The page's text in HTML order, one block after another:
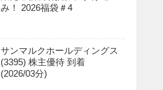
み！ 2026福袋＃4
サンマルクホールディングス
(3395) 株主優待 到着
(2026/03分)